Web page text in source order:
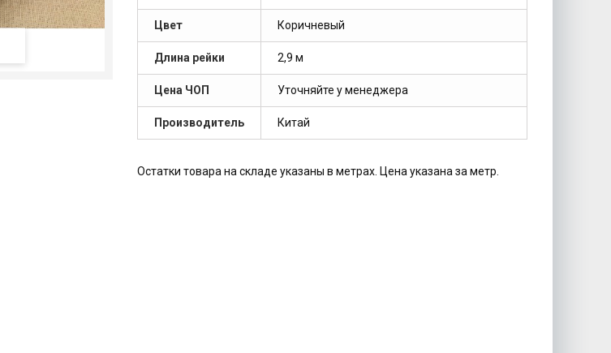
Цвет Коричневый
Длина рейки 2,9 м
Цена ЧОП Уточняйте у менеджера
Производитель Китай
Остатки товара на складе указаны в метрах. Цена указана за метр.